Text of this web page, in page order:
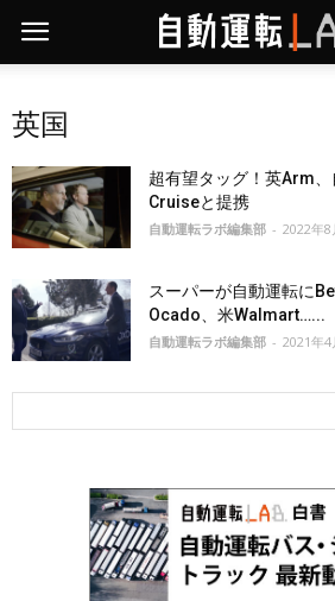
英国
超有望タッグ！英Arm
Cruiseと提携
自動運転ラボ編集部 - 2022年8
スーパーが自動運転に
Ocado、米Walmart…...
自動運転ラボ編集部 - 2021年4